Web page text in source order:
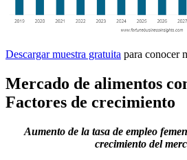
Descargar muestra gratuita para conocer
Mercado de alimentos
Factores de crecimiento
Aumento de la tasa de empleo
crecimiento del